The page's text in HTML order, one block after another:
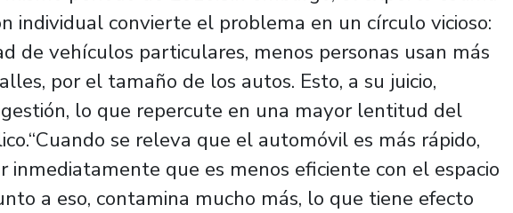
individual convierte el problema en un círculo vicioso:
de vehículos particulares, menos personas usan más
por el tamaño de los autos. Esto, a su juicio,
lo que repercute en una mayor lentitud del
se releva que el automóvil es más rápido,
inmediatamente que es menos eficiente con el espacio
a eso, contamina mucho más, lo que tiene efecto